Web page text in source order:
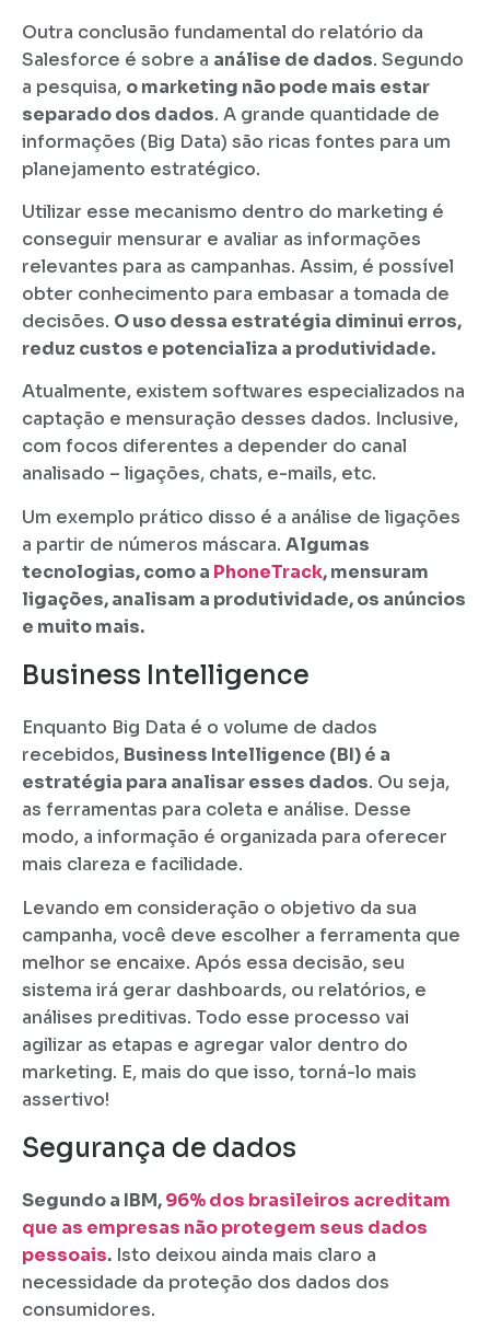
Outra conclusão fundamental do relatório da
Salesforce é sobre a análise de dados. Segundo
a pesquisa, o marketing não pode mais estar
separado dos dados. A grande quantidade de
informações (Big Data) são ricas fontes para um
planejamento estratégico.
Utilizar esse mecanismo dentro do marketing é
conseguir mensurar e avaliar as informações
relevantes para as campanhas. Assim, é possível
obter conhecimento para embasar a tomada de
decisões. O uso dessa estratégia diminui erros,
reduz custos e potencializa a produtividade.
Atualmente, existem softwares especializados na
captação e mensuração desses dados. Inclusive,
com focos diferentes a depender do canal
analisado – ligações, chats, e-mails, etc.
Um exemplo prático disso é a análise de ligações
a partir de números máscara. Algumas
tecnologias, como a PhoneTrack, mensuram
ligações, analisam a produtividade, os anúncios
e muito mais.
Business Intelligence
Enquanto Big Data é o volume de dados
recebidos, Business Intelligence (BI) é a
estratégia para analisar esses dados. Ou seja,
as ferramentas para coleta e análise. Desse
modo, a informação é organizada para oferecer
mais clareza e facilidade.
Levando em consideração o objetivo da sua
campanha, você deve escolher a ferramenta que
melhor se encaixe. Após essa decisão, seu
sistema irá gerar dashboards, ou relatórios, e
análises preditivas. Todo esse processo vai
agilizar as etapas e agregar valor dentro do
marketing. E, mais do que isso, torná-lo mais
assertivo!
Segurança de dados
Segundo a IBM,96% dos brasileiros acreditam
que as empresas não protegem seus dados
pessoais. Isto deixou ainda mais claro a
necessidade da proteção dos dados dos
consumidores.